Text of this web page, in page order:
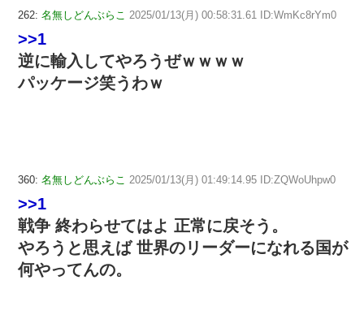
262: 名無しどんぶらこ 2025/01/13(月) 00:58:31.61 ID:WmKc8rYm0
>>1
逆に輸入してやろうぜｗｗｗｗ
パッケージ笑うわｗ
360: 名無しどんぶらこ 2025/01/13(月) 01:49:14.95 ID:ZQWoUhpw0
>>1
戦争 終わらせてはよ 正常に戻そう。
やろうと思えば 世界のリーダーになれる国が
何やってんの。